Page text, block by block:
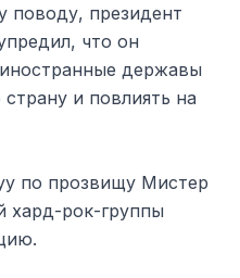
поводу, президент
что он
державы
и повлиять на
по прозвищу Мистер
хард-рок-группы